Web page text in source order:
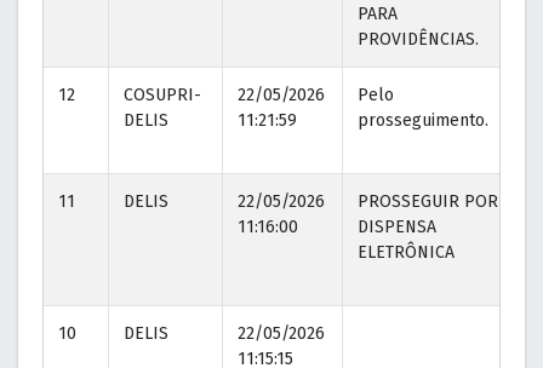
PARA
PROVIDÊNCIAS.
12
COSUPRI-
DELIS
22/05/2026
11:21:59
Pelo
prosseguimento.
11 DELIS
22/05/2026
11:16:00
PROSSEGUIR POR
DISPENSA
ELETRÔNICA
10 DELIS
22/05/2026
11:15:15